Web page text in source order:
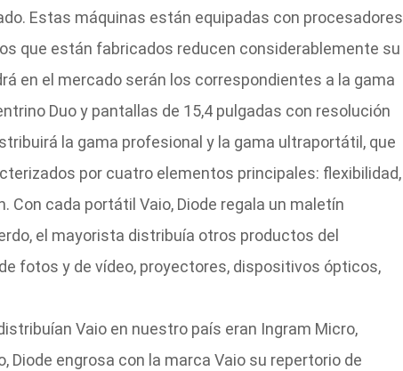
Estas máquinas están equipadas con procesadores
que están fabricados reducen considerablemente su
en el mercado serán los correspondientes a la gama
Duo y pantallas de 15,4 pulgadas con resolución
la gama profesional y la gama ultraportátil, que
por cuatro elementos principales: flexibilidad,
Con cada portátil Vaio, Diode regala un maletín
el mayorista distribuía otros productos del
fotos y de vídeo, proyectores, dispositivos ópticos,
Vaio en nuestro país eran Ingram Micro,
Diode engrosa con la marca Vaio su repertorio de